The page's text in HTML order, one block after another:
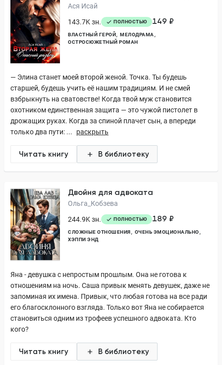
Ася Исай
143.7K зн.
ПОЛНОСТЬЮ 149 ₽
ВЛАСТНЫЙ ГЕРОЙ
МЕЛОДРАМА
ОСТРОСЮЖЕТНЫЙ РОМАН
— Элина станет моей второй женой. Точка. Ты будешь
старшей, будешь учить её нашим традициям. И не смей
взбрыкнуть на сватовстве! Когда твой муж становится
охотником единственная защита — это чужой пистолет в
дрожащих руках. Когда за спиной плачет сын, а впереди
только два пути: ...
раскрыть
Читать книгу В библиотеку
Двойня для адвоката
Ольга_Кобзева
244.9K зн.
ПОЛНОСТЬЮ 189 ₽
СЛОЖНЫЕ ОТНОШЕНИЯ
ОЧЕНЬ ЭМОЦИОНАЛЬНО
ХЭППИ ЭНД
Яна - девушка с непростым прошлым. Она не готова к
отношениям на ночь. Саша привык менять девушек, даже не
запоминая их имена. Привык, что любая готова на все ради
его благосклонного взгляда. Только вот Яна не собирается
становиться одним из трофеев успешного адвоката. Кто
кого?
Читать книгу В библиотеку